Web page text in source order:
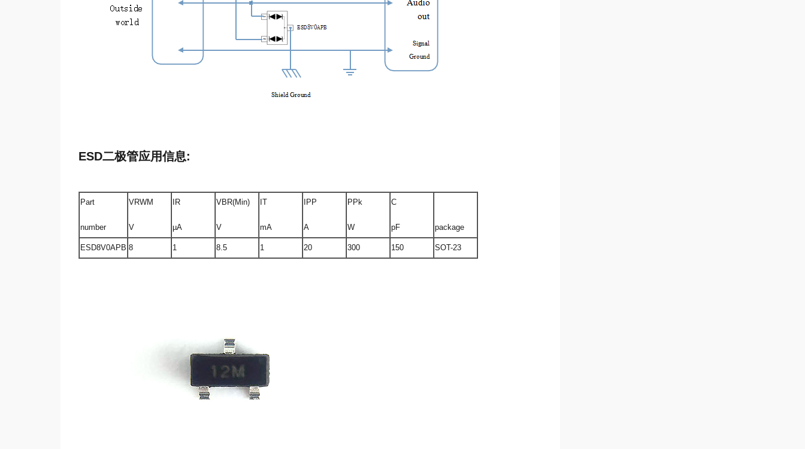
ESD二极管应用信息:
Part
number
VRWM
V
IR
µA
VBR(Min)
V
IT
mA
IPP
A
PPk
W
C
pF package
ESD8V0APB 8 1 8.5 1 20 300 150 SOT-23